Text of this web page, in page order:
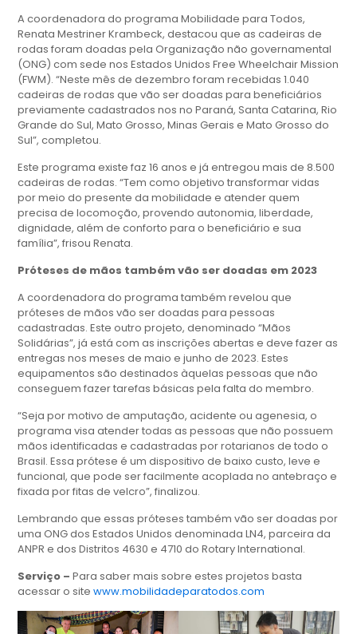
A coordenadora do programa Mobilidade para Todos,
Renata Mestriner Krambeck, destacou que as cadeiras de
rodas foram doadas pela Organização não governamental
(ONG) com sede nos Estados Unidos Free Wheelchair Mission
(FWM). “Neste mês de dezembro foram recebidas 1.040
cadeiras de rodas que vão ser doadas para beneficiários
previamente cadastrados nos no Paraná, Santa Catarina, Rio
Grande do Sul, Mato Grosso, Minas Gerais e Mato Grosso do
Sul”, completou.
Este programa existe faz 16 anos e já entregou mais de 8.500
cadeiras de rodas. “Tem como objetivo transformar vidas
por meio do presente da mobilidade e atender quem
precisa de locomoção, provendo autonomia, liberdade,
dignidade, além de conforto para o beneficiário e sua
família”, frisou Renata.
Próteses de mãos também vão ser doadas em 2023
A coordenadora do programa também revelou que
próteses de mãos vão ser doadas para pessoas
cadastradas. Este outro projeto, denominado “Mãos
Solidárias”, já está com as inscrições abertas e deve fazer as
entregas nos meses de maio e junho de 2023. Estes
equipamentos são destinados àquelas pessoas que não
conseguem fazer tarefas básicas pela falta do membro.
“Seja por motivo de amputação, acidente ou agenesia, o
programa visa atender todas as pessoas que não possuem
mãos identificadas e cadastradas por rotarianos de todo o
Brasil. Essa prótese é um dispositivo de baixo custo, leve e
funcional, que pode ser facilmente acoplada no antebraço e
fixada por fitas de velcro”, finalizou.
Lembrando que essas próteses também vão ser doadas por
uma ONG dos Estados Unidos denominada LN4, parceira da
ANPR e dos Distritos 4630 e 4710 do Rotary International.
Serviço –Para saber mais sobre estes projetos basta
acessar o sitewww.mobilidadeparatodos.com